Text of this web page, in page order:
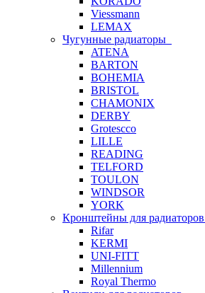
Viessmann
LEMAX
Чугунные радиаторы
ATENA
BARTON
BOHEMIA
BRISTOL
CHAMONIX
DERBY
Grotescco
LILLE
READING
TELFORD
TOULON
WINDSOR
YORK
Кронштейны для радиаторов
Rifar
KERMI
UNI-FITT
Millennium
Royal Thermo